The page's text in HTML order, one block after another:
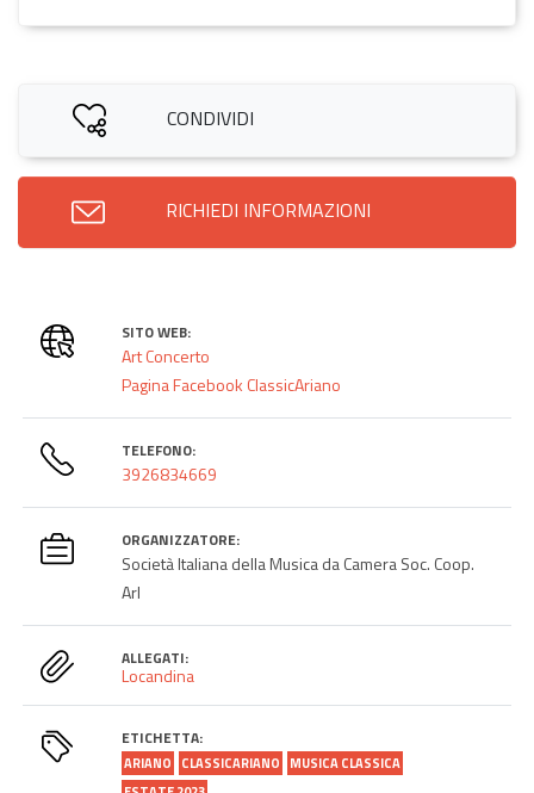
CONDIVIDI
RICHIEDI INFORMAZIONI
SITO WEB:
Art Concerto
Pagina Facebook ClassicAriano
TELEFONO:
3926834669
ORGANIZZATORE:
Società Italiana della Musica da Camera Soc. Coop.
Arl
ALLEGATI:
Locandina
ETICHETTA:
ARIANO CLASSICARIANO
MUSICA CLASSICA